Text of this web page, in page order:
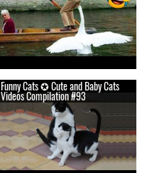
Funny Cats ✪ Cute and Baby Cats
Videos Compilation #93